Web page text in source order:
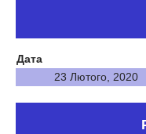
Дата
23 Лютого, 2020